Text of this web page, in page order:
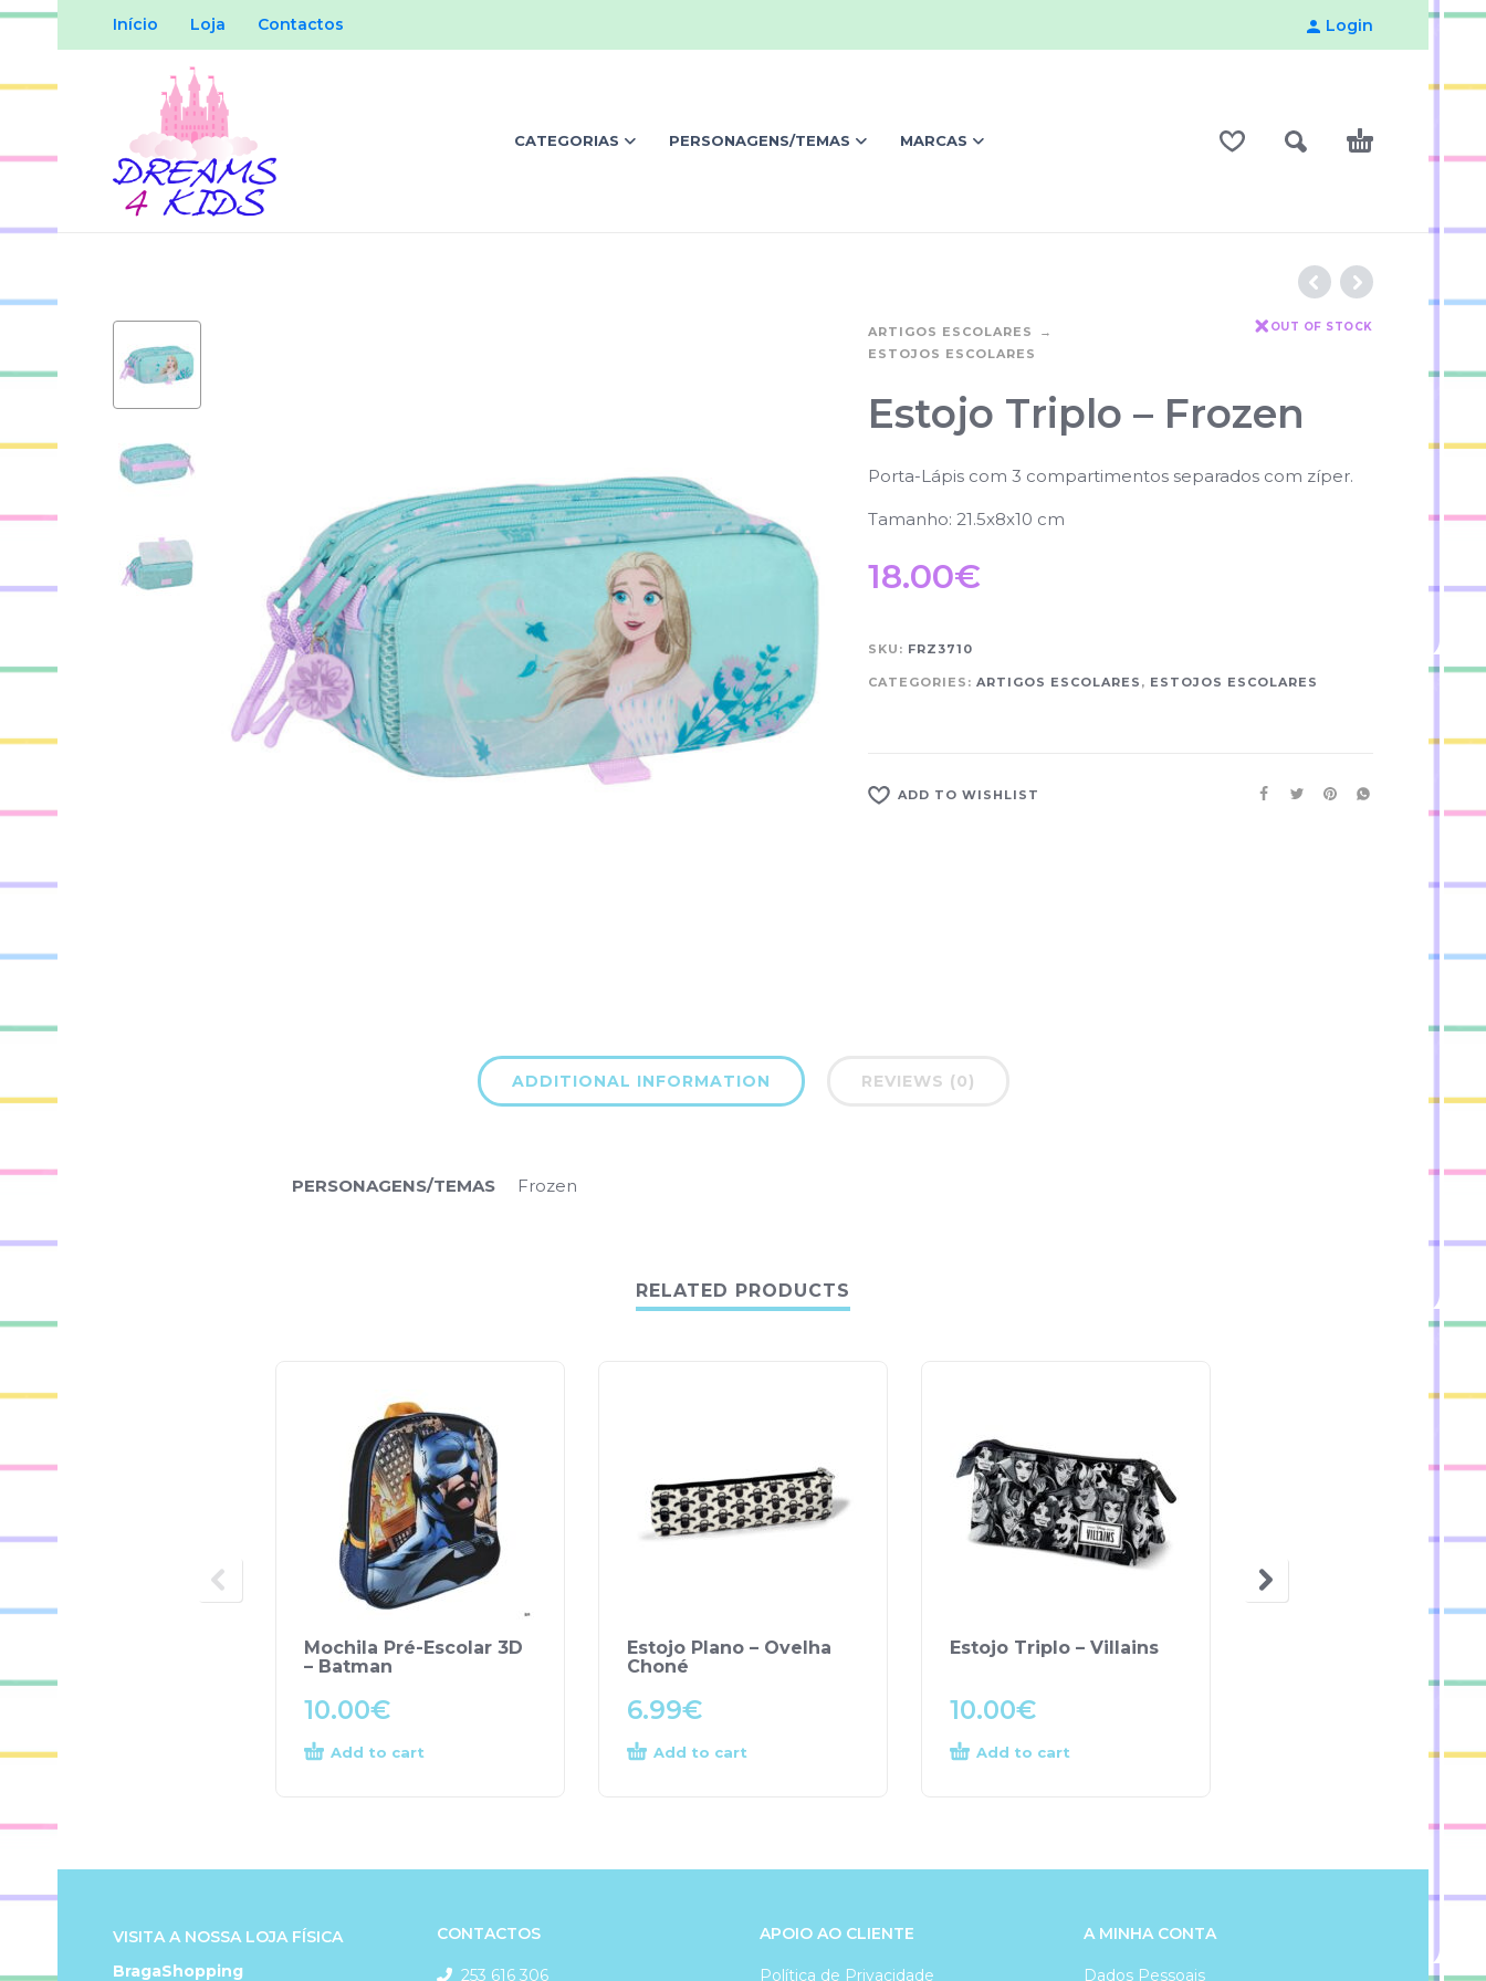
Início Loja Contactos Login
CATEGORIAS PERSONAGENS/TEMAS MARCAS
ARTIGOS ESCOLARES
ESTOJOS ESCOLARES
OUT OF STOCK
Estojo Triplo – Frozen
Porta-Lápis com 3 compartimentos separados com zíper.
Tamanho: 21.5x8x10 cm
18.00€
SKU: FRZ3710
CATEGORIES: ARTIGOS ESCOLARES , ESTOJOS ESCOLARES
ADD TO WISHLIST
ADDITIONAL INFORMATION REVIEWS (0)
PERSONAGENS/TEMAS Frozen
RELATED PRODUCTS
Mochila Pré-Escolar 3D
– Batman
10.00€
Add to cart
Estojo Plano – Ovelha
Choné
6.99€
Add to cart
Estojo Triplo – Villains
10.00€
Add to cart
VISITA A NOSSA LOJA FÍSICA
BragaShopping
CONTACTOS
253 616 306
APOIO AO CLIENTE
Política de Privacidade
A MINHA CONTA
Dados Pessoais